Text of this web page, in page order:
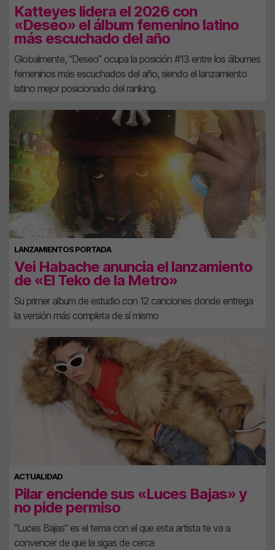
Katteyes lidera el 2026 con
«Deseo» el álbum femenino latino
más escuchado del año
Globalmente, “Deseo” ocupa la posición #13 entre los álbumes
femeninos más escuchados del año, siendo el lanzamiento
latino mejor posicionado del ranking.
LANZAMIENTOS PORTADA
Vei Habache anuncia el lanzamiento
de «El Teko de la Metro»
Su primer album de estudio con 12 canciones donde entrega
la versión más completa de sí mismo
ACTUALIDAD
Pilar enciende sus «Luces Bajas» y
no pide permiso
"Luces Bajas" es el tema con el que esta artista te va a
convencer de que la sigas de cerca